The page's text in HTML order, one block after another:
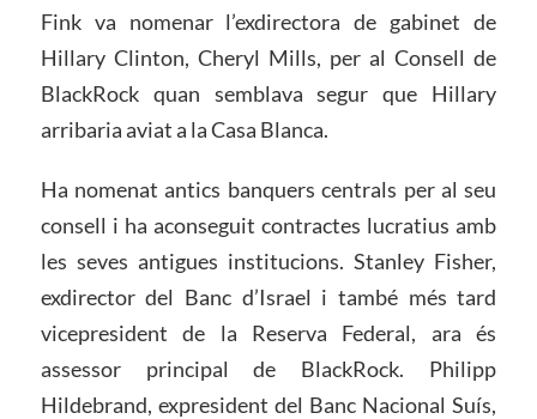
Fink va nomenar l’exdirectora de gabinet de
Hillary Clinton, Cheryl Mills, per al Consell de
BlackRock quan semblava segur que Hillary
arribaria aviat a la Casa Blanca.
Ha nomenat antics banquers centrals per al seu
consell i ha aconseguit contractes lucratius amb
les seves antigues institucions. Stanley Fisher,
exdirector del Banc d’Israel i també més tard
vicepresident de la Reserva Federal, ara és
assessor principal de BlackRock. Philipp
Hildebrand, expresident del Banc Nacional Suís,